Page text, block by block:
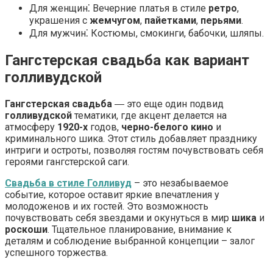
Для женщин⁚ Вечерние платья в стиле ретро,
украшения с жемчугом, пайетками, перьями.
Для мужчин⁚ Костюмы, смокинги, бабочки, шляпы.
Гангстерская свадьба как вариант
голливудской
Гангстерская свадьба ― это еще один подвид
голливудской тематики, где акцент делается на
атмосферу 1920-х годов, черно-белого кино и
криминального шика. Этот стиль добавляет празднику
интриги и остроты, позволяя гостям почувствовать себя
героями гангстерской саги.
Свадьба в стиле Голливуд – это незабываемое
событие, которое оставит яркие впечатления у
молодоженов и их гостей. Это возможность
почувствовать себя звездами и окунуться в мир шика и
роскоши. Тщательное планирование, внимание к
деталям и соблюдение выбранной концепции – залог
успешного торжества.